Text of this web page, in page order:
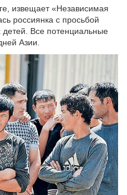
извещает «Независимая
россиянка с просьбой
детей. Все потенциальные
Азии.